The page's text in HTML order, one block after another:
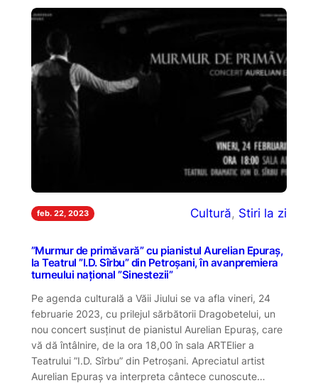
feb. 22, 2023 Cultură, Stiri la zi
”Murmur de primăvară” cu pianistul Aurelian Epuraș,
la Teatrul ”I.D. Sîrbu” din Petroșani, în avanpremiera
turneului național ”Sinestezii”
Pe agenda culturală a Văii Jiului se va afla vineri, 24
februarie 2023, cu prilejul sărbătorii Dragobetelui, un
nou concert susținut de pianistul Aurelian Epuraș, care
vă dă întâlnire, de la ora 18,00 în sala ARTElier a
Teatrului ”I.D. Sîrbu” din Petroșani. Apreciatul artist
Aurelian Epuraș va interpreta cântece cunoscute…